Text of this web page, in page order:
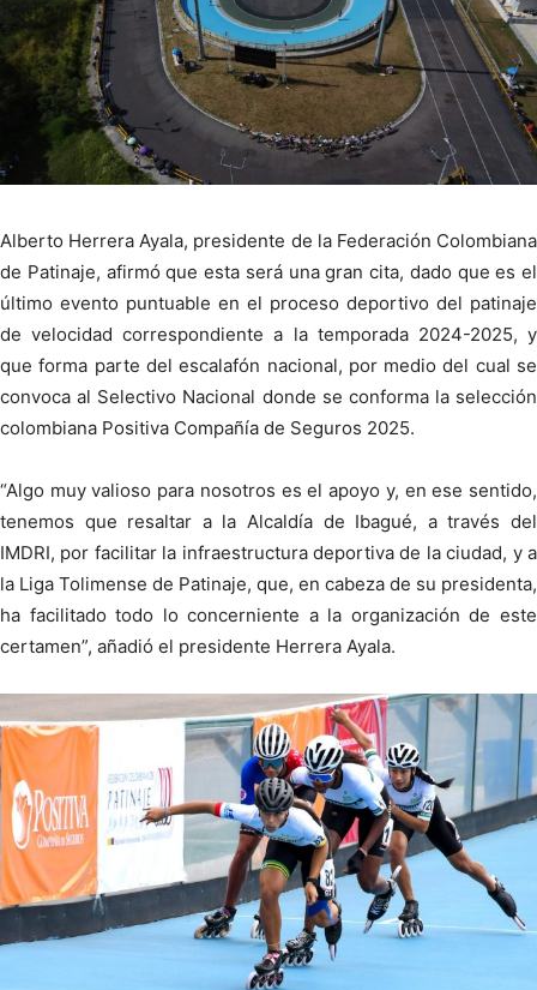
Alberto Herrera Ayala, presidente de la Federación Colombiana
de Patinaje, afirmó que esta será una gran cita, dado que es el
último evento puntuable en el proceso deportivo del patinaje
de velocidad correspondiente a la temporada 2024-2025, y
que forma parte del escalafón nacional, por medio del cual se
convoca al Selectivo Nacional donde se conforma la selección
colombiana Positiva Compañía de Seguros 2025.
“Algo muy valioso para nosotros es el apoyo y, en ese sentido,
tenemos que resaltar a la Alcaldía de Ibagué, a través del
IMDRI, por facilitar la infraestructura deportiva de la ciudad, y a
la Liga Tolimense de Patinaje, que, en cabeza de su presidenta,
ha facilitado todo lo concerniente a la organización de este
certamen”, añadió el presidente Herrera Ayala.